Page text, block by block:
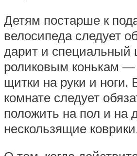
Детям постарше к
велосипеда следует
дарит и специальный
роликовым конькам
щитки на руки и ноги.
комнате следует
положить на пол и на
нескользящие коврики.